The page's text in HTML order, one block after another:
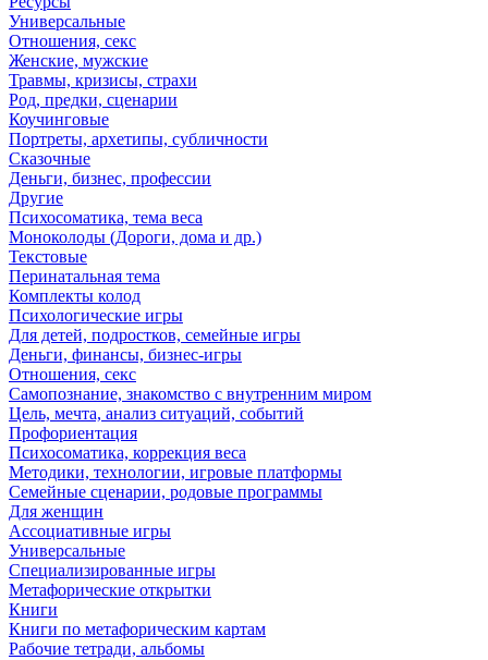
Универсальные
Отношения, секс
Женские, мужские
Травмы, кризисы, страхи
Род, предки, сценарии
Коучинговые
Портреты, архетипы, субличности
Сказочные
Деньги, бизнес, профессии
Другие
Психосоматика, тема веса
Моноколоды (Дороги, дома и др.)
Текстовые
Перинатальная тема
Комплекты колод
Психологические игры
Для детей, подростков, семейные игры
Деньги, финансы, бизнес-игры
Отношения, секс
Самопознание, знакомство с внутренним миром
Цель, мечта, анализ ситуаций, событий
Профориентация
Психосоматика, коррекция веса
Методики, технологии, игровые платформы
Семейные сценарии, родовые программы
Для женщин
Ассоциативные игры
Универсальные
Специализированные игры
Метафорические открытки
Книги
Книги по метафорическим картам
Рабочие тетради, альбомы